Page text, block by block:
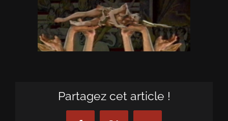
Partagez cet article !